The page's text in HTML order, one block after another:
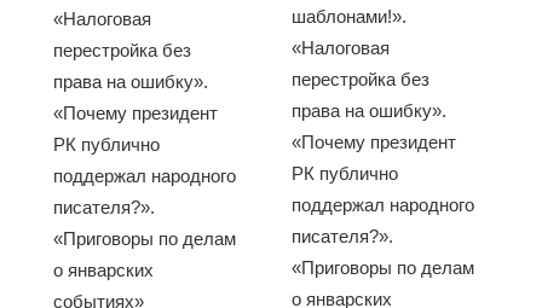
«Налоговая
перестройка без
права на ошибку».
«Почему президент
РК публично
поддержал народного
писателя?».
«Приговоры по делам
о январских
событиях»
шаблонами!».
«Налоговая
перестройка без
права на ошибку».
«Почему президент
РК публично
поддержал народного
писателя?».
«Приговоры по делам
о январских